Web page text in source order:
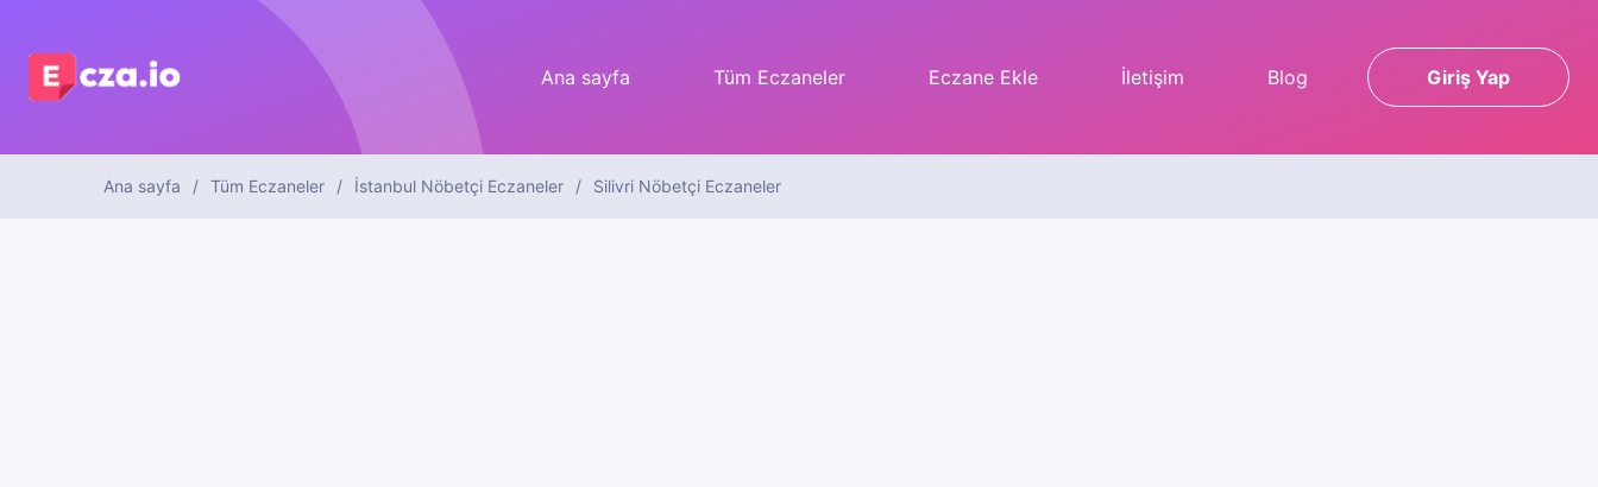
Ana sayfa Tüm Eczaneler Eczane Ekle İletişim Blog Giriş Yap
Ana sayfa Tüm Eczaneler İstanbul Nöbetçi Eczaneler Silivri Nöbetçi Eczaneler